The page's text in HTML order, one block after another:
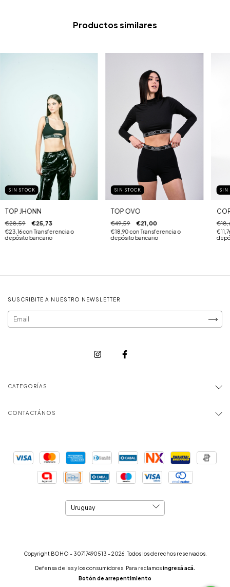
Productos similares
SIN STOCK
TOP JHONN
€28,59 €25,73
€23,16con Transferencia o
depósito bancario
SIN STOCK
TOP OVO
€49,59 €21,00
€18,90con Transferencia o
depósito bancario
SIN
SUSCRIBITE A NUESTRO NEWSLETTER
CATEGORÍAS
CONTACTÁNOS
Copyright BOHO - 30717490513 - 2026. Todos los derechos reservados.
Defensa de las y los consumidores. Para reclamosingresá acá.
Botón de arrepentimiento